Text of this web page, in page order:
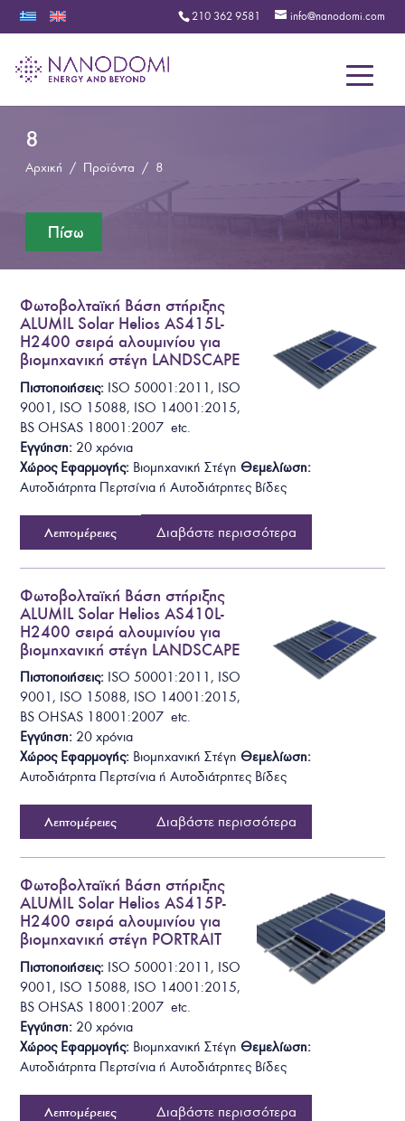
210 362 9581 info@nanodomi.com
8
Αρχική / Προϊόντα / 8
Φωτοβολταϊκή Βάση στήριξης
ALUMIL Solar Helios AS415L-
H2400 σειρά αλουμινίου για
βιομηχανική στέγη LANDSCAPE
Πιστοποιήσεις: ISO 50001:2011, ISO
9001, ISO 15088, ISO 14001:2015,
BS OHSAS 18001:2007 etc.
Εγγύηση: 20 χρόνια
Χώρος Εφαρμογής: Βιομηχανική Στέγη Θεμελίωση:
Αυτοδιάτρητα Περτσίνια ή Αυτοδιάτρητες Βίδες
Λεπτομέρειες Διαβάστε περισσότερα
Φωτοβολταϊκή Βάση στήριξης
ALUMIL Solar Helios AS410L-
H2400 σειρά αλουμινίου για
βιομηχανική στέγη LANDSCAPE
Πιστοποιήσεις: ISO 50001:2011, ISO
9001, ISO 15088, ISO 14001:2015,
BS OHSAS 18001:2007 etc.
Εγγύηση: 20 χρόνια
Χώρος Εφαρμογής: Βιομηχανική Στέγη Θεμελίωση:
Αυτοδιάτρητα Περτσίνια ή Αυτοδιάτρητες Βίδες
Λεπτομέρειες Διαβάστε περισσότερα
Φωτοβολταϊκή Βάση στήριξης
ALUMIL Solar Helios AS415P-
H2400 σειρά αλουμινίου για
βιομηχανική στέγη PORTRAIT
Πιστοποιήσεις: ISO 50001:2011, ISO
9001, ISO 15088, ISO 14001:2015,
BS OHSAS 18001:2007 etc.
Εγγύηση: 20 χρόνια
Χώρος Εφαρμογής: Βιομηχανική Στέγη Θεμελίωση:
Αυτοδιάτρητα Περτσίνια ή Αυτοδιάτρητες Βίδες
Λεπτομέρειες Διαβάστε περισσότερα